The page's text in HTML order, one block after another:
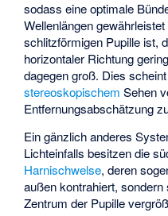
sodass eine optimale
Wellenlängen
schlitzförmigen Pupille ist,
horizontaler Richtung
dagegen groß. Dies
stereoskopischem Sehen
Entfernungsabschätzung
Ein gänzlich anderes
Lichteinfalls besitzen die
Harnischwelse, deren
außen kontrahiert,
Zentrum der Pupille